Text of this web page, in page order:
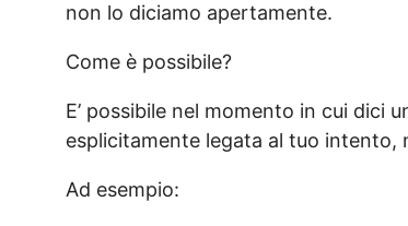
non lo diciamo apertamente.
Come è possibile?
E’ possibile nel momento in cui dici
esplicitamente legata al tuo intento,
Ad esempio: